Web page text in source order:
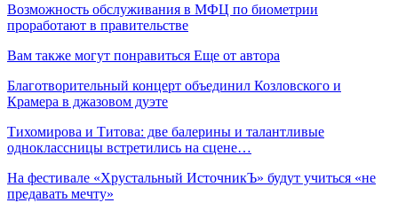
Возможность обслуживания в МФЦ по биометрии
проработают в правительстве
Вам также могут понравиться Еще от автора
Благотворительный концерт объединил Козловского и
Крамера в джазовом дуэте
Тихомирова и Титова: две балерины и талантливые
одноклассницы встретились на сцене…
На фестивале «Хрустальный ИсточникЪ» будут учиться «не
предавать мечту»